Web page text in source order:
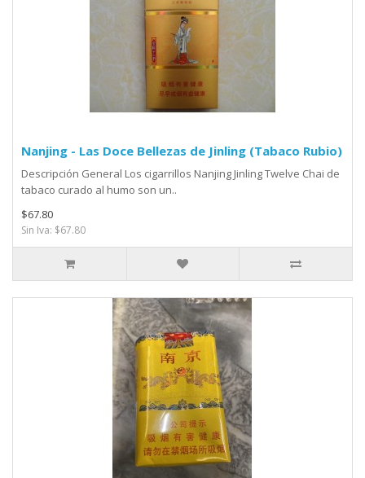
Nanjing - Las Doce Bellezas de Jinling (Tabaco Rubio)
Descripción General Los cigarrillos Nanjing Jinling Twelve Chai de
tabaco curado al humo son un..
$67.80
Sin Iva: $67.80